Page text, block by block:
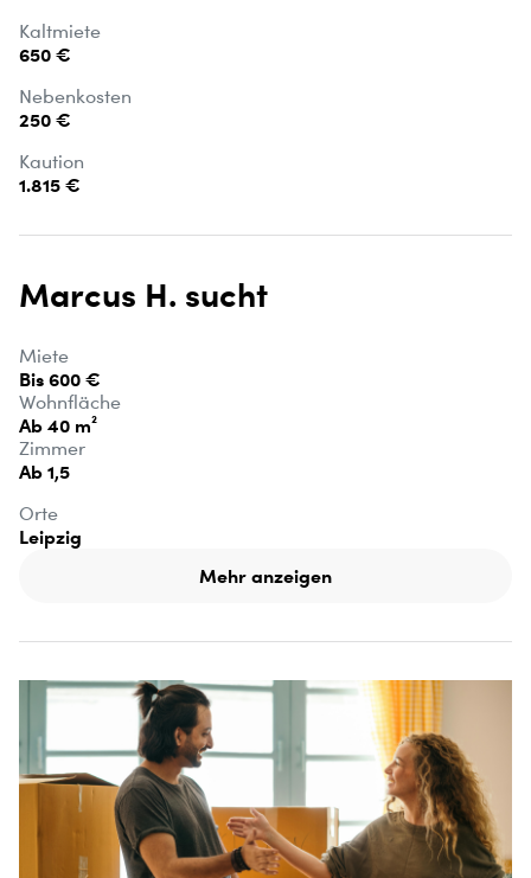
Kaltmiete
650 €
Nebenkosten
250 €
Kaution
1.815 €
Marcus H. sucht
Miete
Bis 600 €
Wohnfläche
Ab 40 m²
Zimmer
Ab 1,5
Orte
Leipzig
Mehr anzeigen